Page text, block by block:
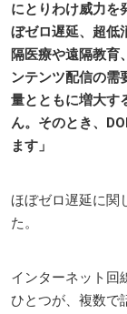
にとりわけ威力を
ぼゼロ遅延、超低
隔医療や遠隔教育
ンテンツ配信の需
量とともに増大す
ん。そのとき、
ます」
ほぼゼロ遅延に関
た。
インターネット回
ひとつが、複数で